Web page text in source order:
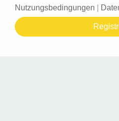
Nutzungsbedingungen